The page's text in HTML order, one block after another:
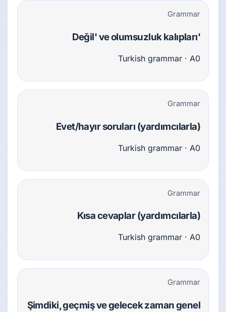
Grammar
'Değil' ve olumsuzluk kalıpları
Turkish grammar · A0
Grammar
Evet/hayır soruları (yardımcılarla)
Turkish grammar · A0
Grammar
Kısa cevaplar (yardımcılarla)
Turkish grammar · A0
Grammar
Şimdiki, geçmiş ve gelecek zaman genel